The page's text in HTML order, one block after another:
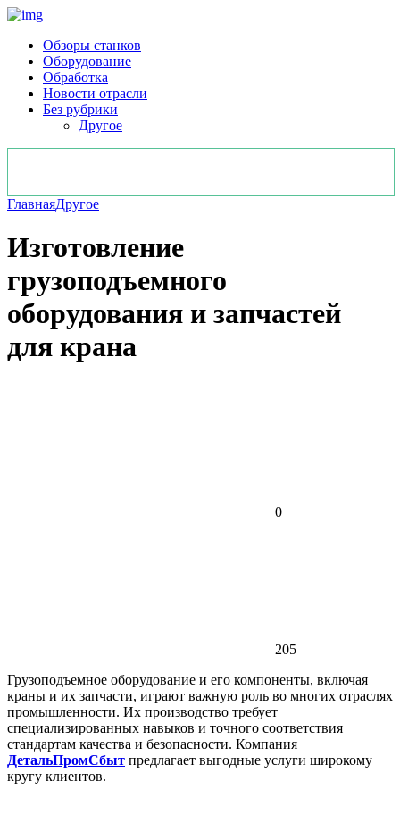
Обзоры станков
Оборудование
Обработка
Новости отрасли
Без рубрики
Другое
ГлавнаяДругое
Изготовление
грузоподъемного
оборудования и запчастей
для крана
0
205
Грузоподъемное оборудование и его компоненты, включая
краны и их запчасти, играют важную роль во многих отраслях
промышленности. Их производство требует
специализированных навыков и точного соответствия
стандартам качества и безопасности. Компания
ДетальПромСбыт предлагает выгодные услуги широкому
кругу клиентов.